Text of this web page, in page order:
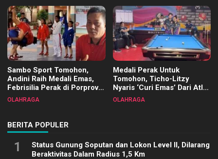
Sambo Sport Tomohon,
Andini Raih Medali Emas,
Febrisilia Perak di Porprov
Sulut 2025
OLAHRAGA
Medali Perak Untuk
Tomohon, Ticho-Litzy
Nyaris ‘Curi Emas’ Dari Atlet
Biliar PON di Porprov Sulut
OLAHRAGA
BERITA POPULER
1
Status Gunung Soputan dan Lokon Level II, Dilarang
Beraktivitas Dalam Radius 1,5 Km